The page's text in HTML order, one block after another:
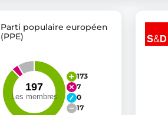
Parti populaire européen
(PPE)
173
7
0
17